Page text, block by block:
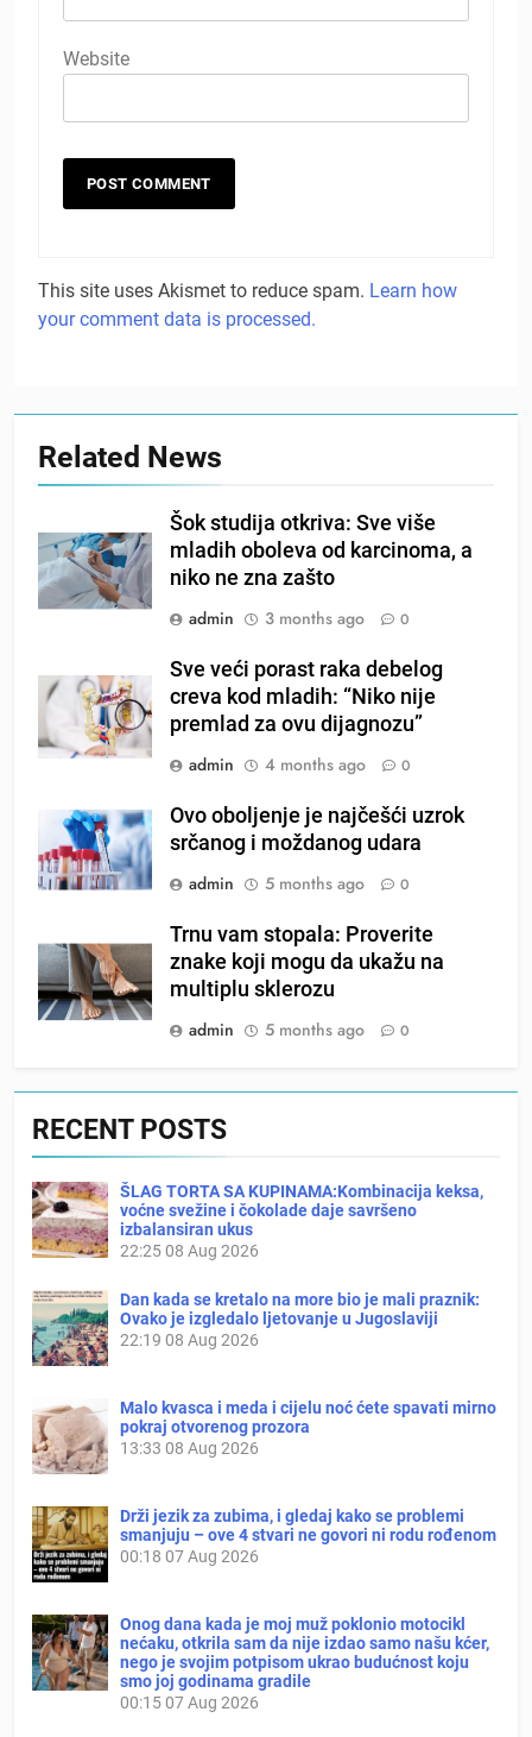
Website
This site uses Akismet to reduce spam. Learn how
your comment data is processed.
Related News
Šok studija otkriva: Sve više
mladih oboleva od karcinoma, a
niko ne zna zašto
admin
3 months ago 0
Sve veći porast raka debelog
creva kod mladih: “Niko nije
premlad za ovu dijagnozu”
admin
4 months ago 0
Ovo oboljenje je najčešći uzrok
srčanog i moždanog udara
admin
5 months ago 0
Trnu vam stopala: Proverite
znake koji mogu da ukažu na
multiplu sklerozu
admin
5 months ago 0
RECENT POSTS
ŠLAG TORTA SA KUPINAMA:Kombinacija keksa,
voćne svežine i čokolade daje savršeno
izbalansiran ukus
22:2508 Aug 2026
Dan kada se kretalo na more bio je mali praznik:
Ovako je izgledalo ljetovanje u Jugoslaviji
22:19 08 Aug 2026
Malo kvasca i meda i cijelu noć ćete spavati mirno
pokraj otvorenog prozora
13:33 08 Aug 2026
Drži jezik za zubima, i gledaj kako se problemi
smanjuju – ove 4 stvari ne govori ni rodu rođenom
00:18 07 Aug 2026
Onog dana kada je moj muž poklonio motocikl
nećaku, otkrila sam da nije izdao samo našu kćer,
nego je svojim potpisom ukrao budućnost koju
smo joj godinama gradile
00:1507 Aug 2026